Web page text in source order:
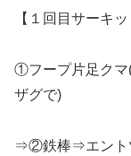
【１回目サーキ
①フープ片足クマ
ザグで)
⇒②鉄棒⇒エント